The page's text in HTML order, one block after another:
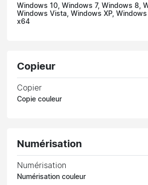
Windows 10, Windows 7, Windows 8,
Windows Vista, Windows XP, Windows
x64
Copieur
Copier
Copie couleur
Numérisation
Numérisation
Numérisation couleur